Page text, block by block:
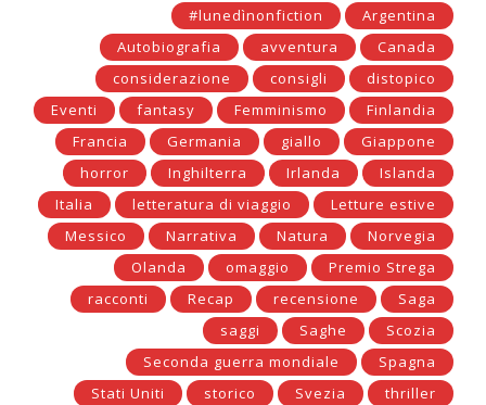
#lunedìnonfiction
Argentina
Autobiografia
avventura
Canada
considerazione
consigli
distopico
Eventi
fantasy Femminismo
Finlandia
Francia
Germania giallo
Giappone
horror
Inghilterra Irlanda
Islanda
Italia
letteratura di viaggio
Letture estive
Messico
Narrativa Natura
Norvegia
Olanda
omaggio
Premio Strega
racconti
Recap recensione
Saga
saggi
Saghe
Scozia
Seconda guerra mondiale
Spagna
Stati Uniti
storico Svezia
thriller